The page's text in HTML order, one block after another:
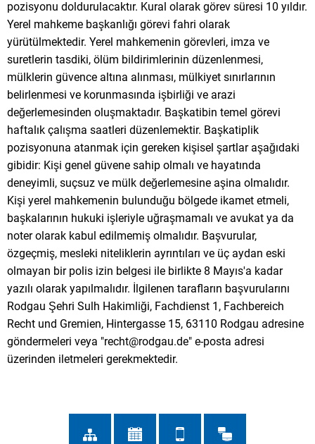
pozisyonu doldurulacaktır. Kural olarak görev süresi 10 yıldır.
Yerel mahkeme başkanlığı görevi fahri olarak
yürütülmektedir. Yerel mahkemenin görevleri, imza ve
suretlerin tasdiki, ölüm bildirimlerinin düzenlenmesi,
mülklerin güvence altına alınması, mülkiyet sınırlarının
belirlenmesi ve korunmasında işbirliği ve arazi
değerlemesinden oluşmaktadır. Başkatibin temel görevi
haftalık çalışma saatleri düzenlemektir. Başkatiplik
pozisyonuna atanmak için gereken kişisel şartlar aşağıdaki
gibidir: Kişi genel güvene sahip olmalı ve hayatında
deneyimli, suçsuz ve mülk değerlemesine aşina olmalıdır.
Kişi yerel mahkemenin bulunduğu bölgede ikamet etmeli,
başkalarının hukuki işleriyle uğraşmamalı ve avukat ya da
noter olarak kabul edilmemiş olmalıdır. Başvurular,
özgeçmiş, mesleki niteliklerin ayrıntıları ve üç aydan eski
olmayan bir polis izin belgesi ile birlikte 8 Mayıs'a kadar
yazılı olarak yapılmalıdır. İlgilenen tarafların başvurularını
Rodgau Şehri Sulh Hakimliği, Fachdienst 1, Fachbereich
Recht und Gremien, Hintergasse 15, 63110 Rodgau adresine
göndermeleri veya "recht@rodgau.de" e-posta adresi
üzerinden iletmeleri gerekmektedir.